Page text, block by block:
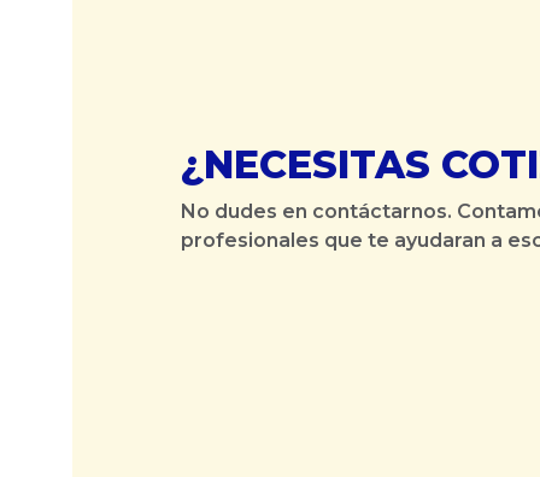
¿NECESITAS
No dudes en contáctarnos.
profesionales que te ayudaran a